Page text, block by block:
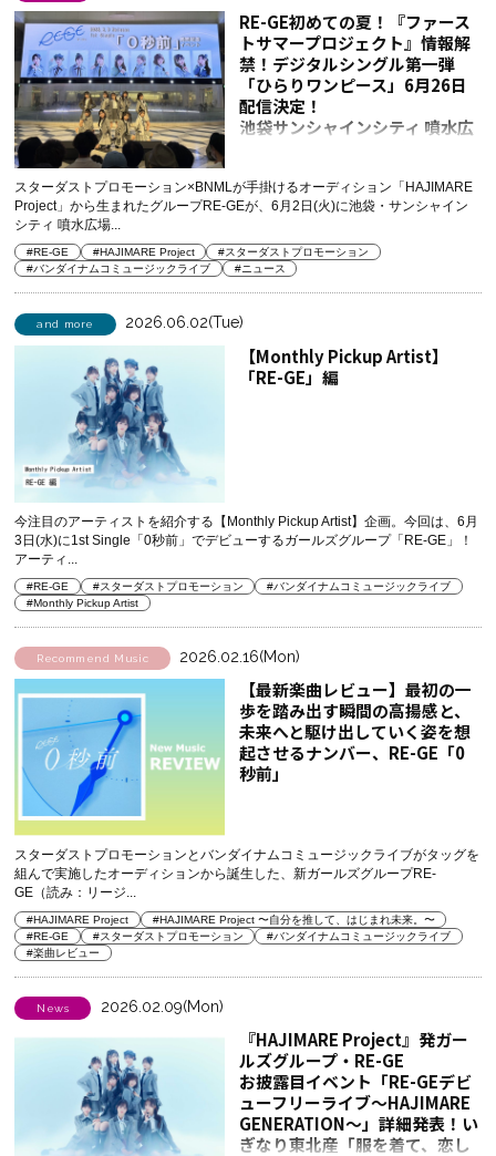
RE-GE初めての夏！『ファース
トサマープロジェクト』情報解
禁！デジタルシングル第一弾
「ひらりワンピース」6月26日
配信決定！
池袋サンシャインシティ 噴水広
TEAM SHACHI坂本遥奈が務め
る爽快サマーチューン！
スターダストプロモーション×BNMLが手掛けるオーディション「HAJIMARE
Project」から生まれたグループRE-GEが、6月2日(火)に池袋・サンシャイン
シティ 噴水広場...
#RE-GE #HAJIMARE Project
#スターダストプロモーション
#バンダイナムコミュージックライブ
#ニュース
and more 2026.06.02(Tue)
【Monthly Pickup Artist】
「RE-GE」編
今注目のアーティストを紹介する【Monthly Pickup Artist】企画。今回は、6月
3日(水)に1st Single「0秒前」でデビューするガールズグループ「RE-GE」！
アーティ...
#RE-GE #スターダストプロモーション
#バンダイナムコミュージックライブ
#Monthly Pickup Artist
Recommend Music 2026.02.16(Mon)
【最新楽曲レビュー】最初の一
歩を踏み出す瞬間の高揚感と、
未来へと駆け出していく姿を想
起させるナンバー、RE-GE「0
秒前」
スターダストプロモーションとバンダイナムコミュージックライブがタッグを
組んで実施したオーディションから誕生した、新ガールズグループRE-
GE（読み：リージ...
#HAJIMARE Project
#HAJIMARE Project 〜自分を推して、はじまれ未来。〜
#RE-GE
#スターダストプロモーション
#バンダイナムコミュージックライブ
#楽曲レビュー
News 2026.02.09(Mon)
『HAJIMARE Project』発ガー
ルズグループ・RE-GE
お披露目イベント「RE-GEデビ
ューフリーライブ〜HAJIMARE
GENERATION〜」詳細発表！い
ぎなり東北産「服を着て、恋し